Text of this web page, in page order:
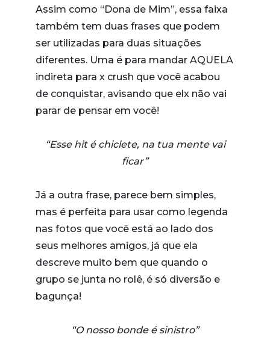
Assim como “Dona de Mim”, essa faixa
também tem duas frases que podem
ser utilizadas para duas situações
diferentes. Uma é para mandar AQUELA
indireta para x crush que você acabou
de conquistar, avisando que elx não vai
parar de pensar em você!
“Esse hit é chiclete, na tua mente vai
ficar”
Já a outra frase, parece bem simples,
mas é perfeita para usar como legenda
nas fotos que você está ao lado dos
seus melhores amigos, já que ela
descreve muito bem que quando o
grupo se junta no rolê, é só diversão e
bagunça!
“O nosso bonde é sinistro”